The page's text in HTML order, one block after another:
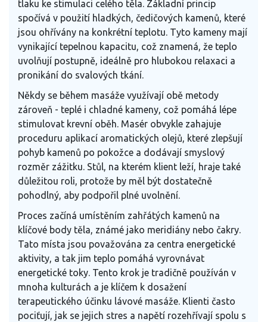
tlaku ke stimulaci celého těla. Základní princip
spočívá v použití hladkých, čedičových kamenů, které
jsou ohřívány na konkrétní teplotu. Tyto kameny mají
vynikající tepelnou kapacitu, což znamená, že teplo
uvolňují postupně, ideálně pro hlubokou relaxaci a
pronikání do svalových tkání.
Někdy se během masáže využívají obě metody
zároveň - teplé i chladné kameny, což pomáhá lépe
stimulovat krevní oběh. Masér obvykle zahajuje
proceduru aplikací aromatických olejů, které zlepšují
pohyb kamenů po pokožce a dodávají smyslový
rozměr zážitku. Stůl, na kterém klient leží, hraje také
důležitou roli, protože by měl být dostatečně
pohodlný, aby podpořil plné uvolnění.
Proces začíná umístěním zahřátých kamenů na
klíčové body těla, známé jako meridiány nebo čakry.
Tato místa jsou považována za centra energetické
aktivity, a tak jim teplo pomáhá vyrovnávat
energetické toky. Tento krok je tradičně používán v
mnoha kulturách a je klíčem k dosažení
terapeutického účinku lávové masáže. Klienti často
pociťují, jak se jejich stres a napětí rozehřívají spolu s